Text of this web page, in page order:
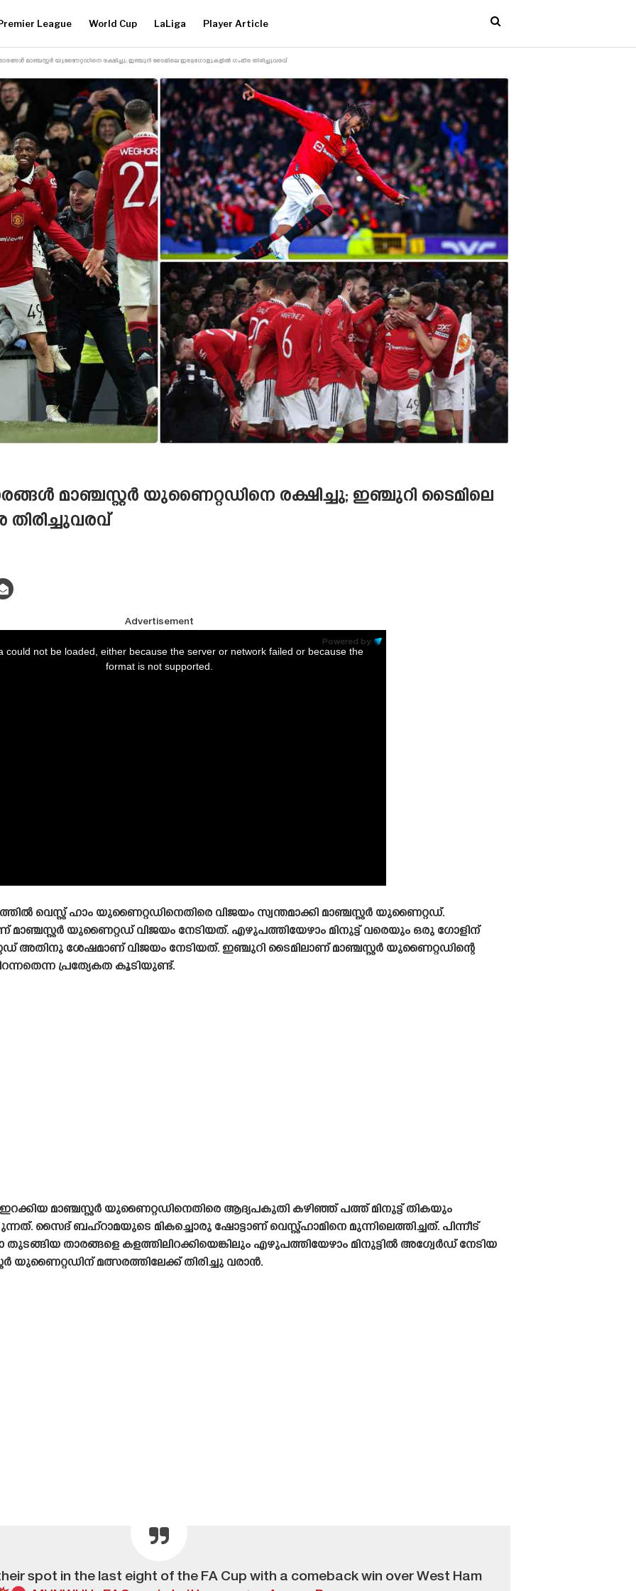
League World Cup LaLiga Player Article
മാഞ്ചസ്റ്റർ യുണൈറ്റഡിനെ രക്ഷിച്ചു; ഇഞ്ചുറി ടൈമിലെ ഇരട്ടഗോളുകളിൽ ഗംഭീര തിരിച്ചുവരവ്
മാഞ്ചസ്റ്റർ യുണൈറ്റഡിനെ രക്ഷിച്ചു; ഇഞ്ചുറി ടൈമിലെ
Advertisement
Powered by:
could not be loaded, either because the server or network failed or because the
format is not supported.
വെസ്റ്റ് ഹാം യുണൈറ്റഡിനെതിരെ വിജയം സ്വന്തമാക്കി മാഞ്ചസ്റ്റർ യുണൈറ്റഡ്.
യുണൈറ്റഡ് വിജയം നേടിയത്. എഴുപത്തിയേഴാം മിനുട്ട് വരെയും ഒരു ഗോളിന്
അതിനു ശേഷമാണ് വിജയം നേടിയത്. ഇഞ്ചുറി ടൈമിലാണ് മാഞ്ചസ്റ്റർ യുണൈറ്റഡിന്റെ
പ്രത്യേകത കൂടിയുണ്ട്.
ഇറക്കിയ മാഞ്ചസ്റ്റർ യുണൈറ്റഡിനെതിരെ ആദ്യപകുതി കഴിഞ്ഞ് പത്ത് മിനുട്ട് തികയും
സൈദ് ബഹ്‌റാമയുടെ മികച്ചൊരു ഷോട്ടാണ് വെസ്റ്റ്ഹാമിനെ മുന്നിലെത്തിച്ചത്. പിന്നീട്
താരങ്ങളെ കളത്തിലിറക്കിയെങ്കിലും എഴുപത്തിയേഴാം മിനുട്ടിൽ അഗ്വേർഡ് നേടിയ
യുണൈറ്റഡിന് മത്സരത്തിലേക്ക് തിരിച്ചു വരാൻ.
spot in the last eight of the FA Cup with a comeback win over West Ham